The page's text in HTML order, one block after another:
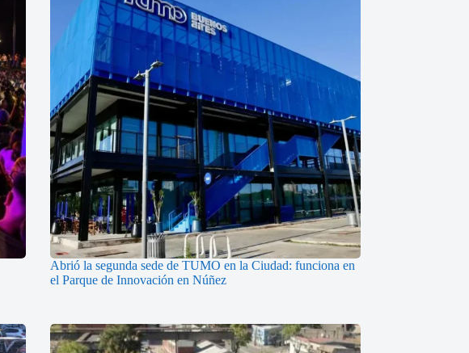
Abrió la segunda sede de TUMO en la Ciudad: funciona en
el Parque de Innovación en Núñez